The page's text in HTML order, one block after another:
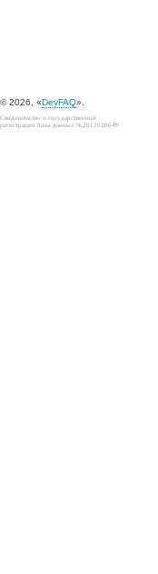
© 2026, «DevFAQ».
Свидетельство о государственной
регистрации базы данных №2012620649.